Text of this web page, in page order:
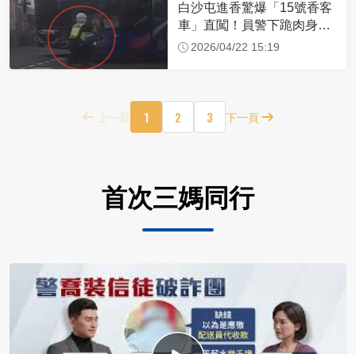
白沙屯進香驚爆「15號香客
車」直闖！員警下跪肉身擋
車：讓行人先過
2026/04/22 15:19
上一頁 1 2 3 下一頁
首次三媽同行